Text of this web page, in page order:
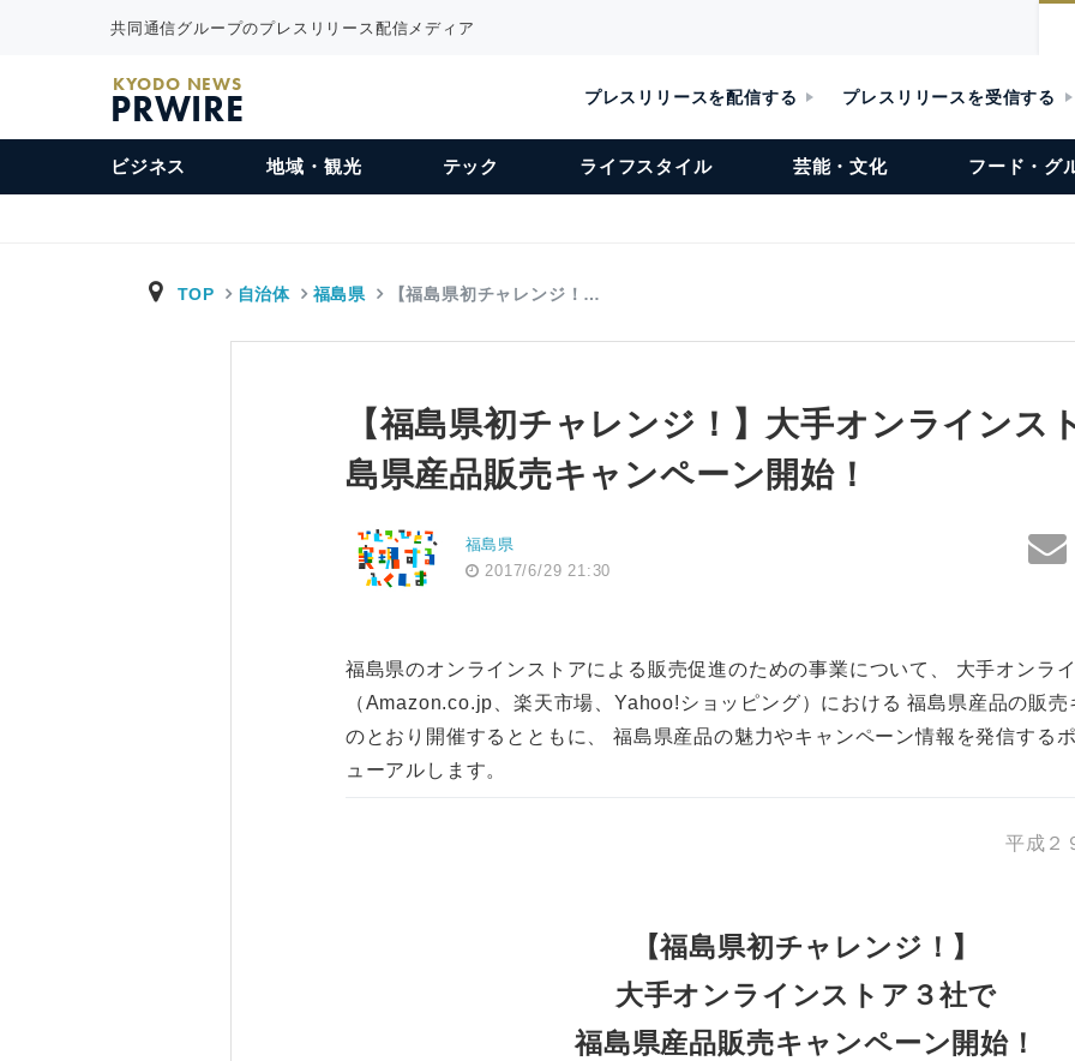
共同通信グループのプレスリリース配信メディア
KYODO NEWS
PRWIRE プレスリリースを配信する プレスリリースを受信する
ビジネス 地域・観光 テック ライフスタイル 芸能・文化 フード・グ
TOP 自治体 福島県 【福島県初チャレンジ！…
【福島県初チャレンジ！】大手オンラインス
島県産品販売キャンペーン開始！
福島県
2017/6/29 21:30
福島県のオンラインストアによる販売促進のための事業について、 大手オンラ
（Amazon.co.jp、楽天市場、Yahoo!ショッピング）における 福島県産品の販
のとおり開催するとともに、 福島県産品の魅力やキャンペーン情報を発信する
ューアルします。
平成２
【福島県初チャレンジ！】
大手オンラインストア３社で
福島県産品販売キャンペーン開始！